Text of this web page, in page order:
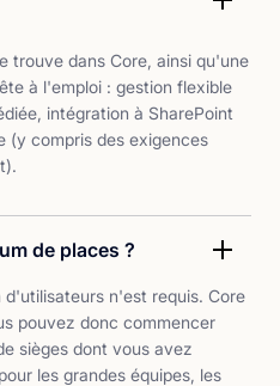
trouve dans Core, ainsi qu'une
à l'emploi : gestion flexible
intégration à SharePoint
(y compris des exigences
de places ?
n'est requis. Core
pouvez donc commencer
sièges dont vous avez
les grandes équipes, les